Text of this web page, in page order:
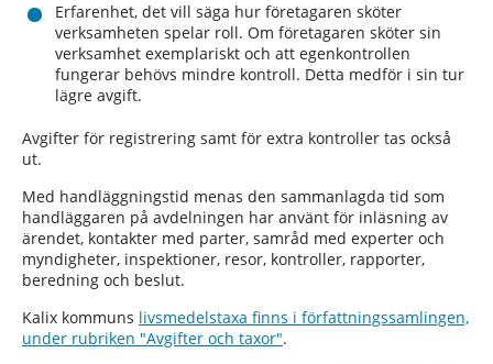
Erfarenhet, det vill säga hur företagaren sköter
verksamheten spelar roll. Om företagaren sköter sin
verksamhet exemplariskt och att egenkontrollen
fungerar behövs mindre kontroll. Detta medför i sin tur
lägre avgift.
Avgifter för registrering samt för extra kontroller tas också
ut.
Med handläggningstid menas den sammanlagda tid som
handläggaren på avdelningen har använt för inläsning av
ärendet, kontakter med parter, samråd med experter och
myndigheter, inspektioner, resor, kontroller, rapporter,
beredning och beslut.
Kalix kommuns livsmedelstaxa finns i författningssamlingen,
under rubriken "Avgifter och taxor".